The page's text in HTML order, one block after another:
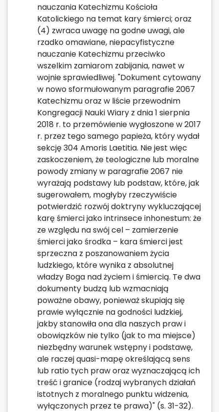
nauczania Katechizmu Kościoła
Katolickiego na temat kary śmierci; oraz
(4) zwraca uwagę na godne uwagi, ale
rzadko omawiane, niepacyfistyczne
nauczanie Katechizmu przeciwko
wszelkim zamiarom zabijania, nawet w
wojnie sprawiedliwej. "Dokument cytowany
w nowo sformułowanym paragrafie 2067
Katechizmu oraz w liście przewodnim
Kongregacji Nauki Wiary z dnia 1 sierpnia
2018 r. to przemówienie wygłoszone w 2017
r. przez tego samego papieża, który wydał
sekcję 304 Amoris Laetitia. Nie jest więc
zaskoczeniem, że teologiczne lub moralne
powody zmiany w paragrafie 2067 nie
wyrażają podstawy lub podstaw, które, jak
sugerowałem, mogłyby rzeczywiście
potwierdzić rozwój doktryny wykluczającej
karę śmierci jako intrinsece inhonestum: że
ze względu na swój cel – zamierzenie
śmierci jako środka – kara śmierci jest
sprzeczna z poszanowaniem życia
ludzkiego, które wynika z absolutnej
władzy Boga nad życiem i śmiercią. Te dwa
dokumenty budzą lub wzmacniają
poważne obawy, ponieważ skupiają się
prawie wyłącznie na godności ludzkiej,
jakby stanowiła ona dla naszych praw i
obowiązków nie tylko (jak to ma miejsce)
niezbędny warunek wstępny i podstawę,
ale raczej quasi-mapę określającą sens
lub ratio tych praw oraz wyznaczającą ich
treść i granice (rodzaj wybranych działań
istotnych z moralnego punktu widzenia,
wyłączonych przez te prawa)" (s. 31-32).